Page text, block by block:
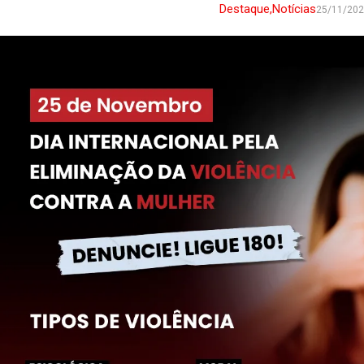
Destaque,Notícias25/11/